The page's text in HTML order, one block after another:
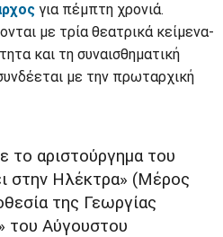
για πέμπτη χρονιά.
με τρία θεατρικά κείμενα-
και τη συναισθηματική
με την πρωταρχική
το αριστούργημα του
στην Ηλέκτρα» (Μέρος
της Γεωργίας
του Αύγουστου